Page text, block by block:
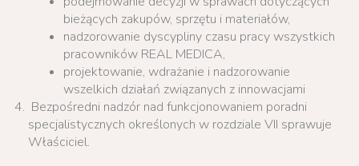
bieżących zakupów, sprzętu i materiałów,
nadzorowanie dyscypliny czasu pracy wszystkich
pracowników REAL MEDICA,
projektowanie, wdrażanie i nadzorowanie
wszelkich działań związanych z innowacjami
Bezpośredni nadzór nad funkcjonowaniem poradni
specjalistycznych określonych w rozdziale VII sprawuje
Właściciel.